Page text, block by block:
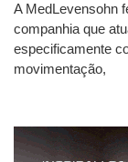
A MedLevensohn
companhia que
especificamente
movimentação,